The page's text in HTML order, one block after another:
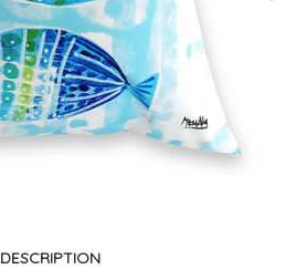
DESCRIPTION